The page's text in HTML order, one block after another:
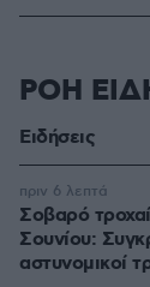
ΡΟΗ
Ειδήσεις
Σοβαρό
Σουνίου:
αστυνομικοί
πριν 6 λεπτά